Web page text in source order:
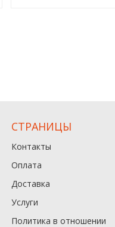
СТРАНИЦЫ
Контакты
Оплата
Доставка
Услуги
Политика в отношении